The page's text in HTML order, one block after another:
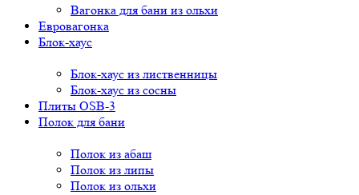
Вагонка для бани из ольхи
Евровагонка
Блок-хаус
Блок-хаус из лиственницы
Блок-хаус из сосны
Плиты OSB-3
Полок для бани
Полок из абаш
Полок из липы
Полок из ольхи